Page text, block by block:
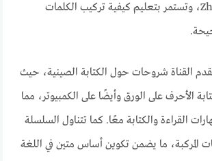
Zh, Ch, Sh, R, Q, X، وتستمر بتعليم كيفية تركيب الكلمات
القناة شروحات حول الكتابة الصينية، حيث
الأحرف على الورق وأيضًا على الكمبيوتر، مما
القراءة والكتابة معًا. كما تتناول السلسلة
المركبة، ما يضمن تكوين أساس متين في اللغة